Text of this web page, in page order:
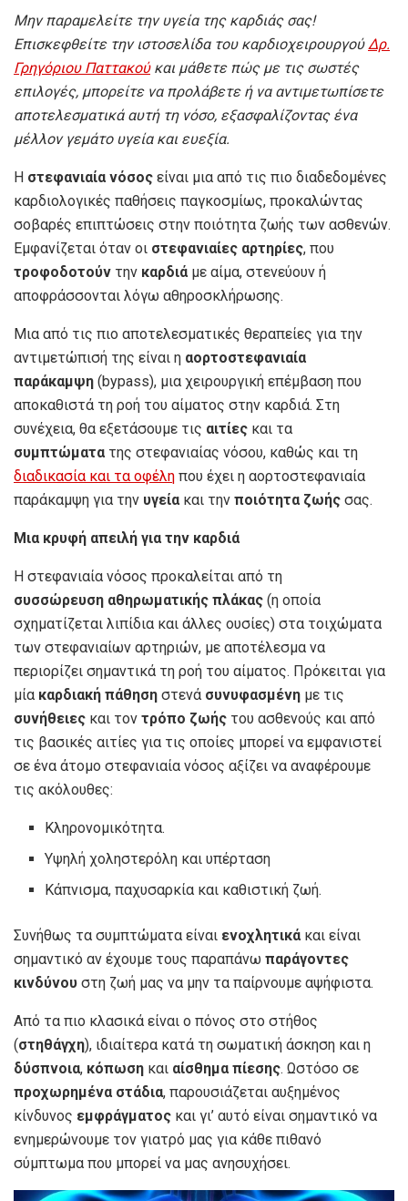
Μην παραμελείτε την υγεία της καρδιάς σας!
Επισκεφθείτε την ιστοσελίδα του καρδιοχειρουργού Δρ.
Γρηγόριου Παττακούκαι μάθετε πώς με τις σωστές
επιλογές, μπορείτε να προλάβετε ή να αντιμετωπίσετε
αποτελεσματικά αυτή τη νόσο, εξασφαλίζοντας ένα
μέλλον γεμάτο υγεία και ευεξία.
Η στεφανιαία νόσος είναι μια από τις πιο διαδεδομένες
καρδιολογικές παθήσεις παγκοσμίως, προκαλώντας
σοβαρές επιπτώσεις στην ποιότητα ζωής των ασθενών.
Εμφανίζεται όταν οι στεφανιαίες αρτηρίες, που
τροφοδοτούν την καρδιά με αίμα, στενεύουν ή
αποφράσσονται λόγω αθηροσκλήρωσης.
Μια από τις πιο αποτελεσματικές θεραπείες για την
αντιμετώπισή της είναι η αορτοστεφανιαία
παράκαμψη (bypass), μια χειρουργική επέμβαση που
αποκαθιστά τη ροή του αίματος στην καρδιά. Στη
συνέχεια, θα εξετάσουμε τις αιτίες και τα
συμπτώματα της στεφανιαίας νόσου, καθώς και τη
διαδικασία και τα οφέλη που έχει η αορτοστεφανιαία
παράκαμψη για την υγεία και την ποιότητα ζωής σας.
Μια κρυφή απειλή για την καρδιά
Η στεφανιαία νόσος προκαλείται από τη
συσσώρευση αθηρωματικής πλάκας (η οποία
σχηματίζεται λιπίδια και άλλες ουσίες) στα τοιχώματα
των στεφανιαίων αρτηριών, με αποτέλεσμα να
περιορίζει σημαντικά τη ροή του αίματος. Πρόκειται για
μία καρδιακή πάθηση στενά συνυφασμένη με τις
συνήθειες και τον τρόπο ζωής του ασθενούς και από
τις βασικές αιτίες για τις οποίες μπορεί να εμφανιστεί
σε ένα άτομο στεφανιαία νόσος αξίζει να αναφέρουμε
τις ακόλουθες:
Κληρονομικότητα.
Υψηλή χοληστερόλη και υπέρταση
Κάπνισμα, παχυσαρκία και καθιστική ζωή.
Συνήθως τα συμπτώματα είναι ενοχλητικά και είναι
σημαντικό αν έχουμε τους παραπάνω παράγοντες
κινδύνου στη ζωή μας να μην τα παίρνουμε αψήφιστα.
Από τα πιο κλασικά είναι ο πόνος στο στήθος
(στηθάγχη), ιδιαίτερα κατά τη σωματική άσκηση και η
δύσπνοια, κόπωση και αίσθημα πίεσης. Ωστόσο σε
προχωρημένα στάδια, παρουσιάζεται αυξημένος
κίνδυνος εμφράγματος και γι’ αυτό είναι σημαντικό να
ενημερώνουμε τον γιατρό μας για κάθε πιθανό
σύμπτωμα που μπορεί να μας ανησυχήσει.